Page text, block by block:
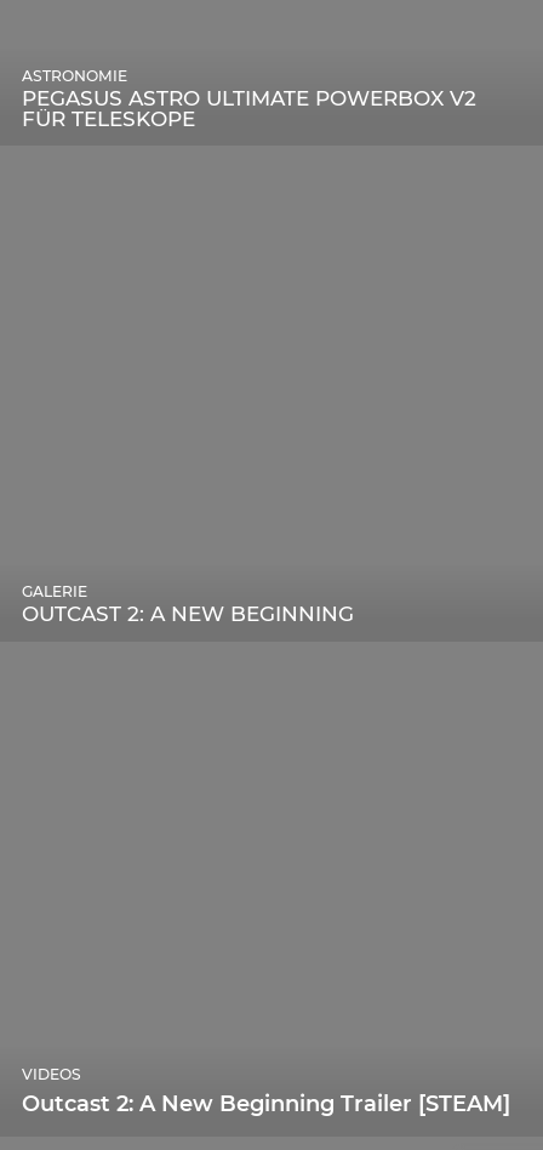
PEGASUS ASTRO ULTIMATE POWERBOX V2
FÜR TELESKOPE
ASTRONOMIE
OUTCAST 2: A NEW BEGINNING
GALERIE
Outcast 2: A New Beginning Trailer [STEAM]
VIDEOS